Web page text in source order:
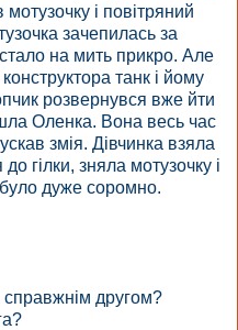
і повітряний
зачепилась за
на мить прикро. Але
танк і йому
розвернувся вже йти
Оленка. Вона весь час
змія. Дівчинка взяла
гілки, зняла мотузочку і
було дуже соромно.
другом?